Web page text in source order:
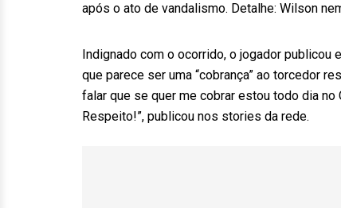
após o ato de vandalismo. Detalhe: Wilson
Indignado com o ocorrido, o jogador publicou
que parece ser uma “cobrança” ao torcedor
falar que se quer me cobrar estou todo dia
Respeito!”, publicou nos stories da rede.